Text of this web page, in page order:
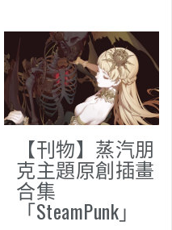
【刊物】蒸汽朋
克主題原創插畫
合集
「SteamPunk」